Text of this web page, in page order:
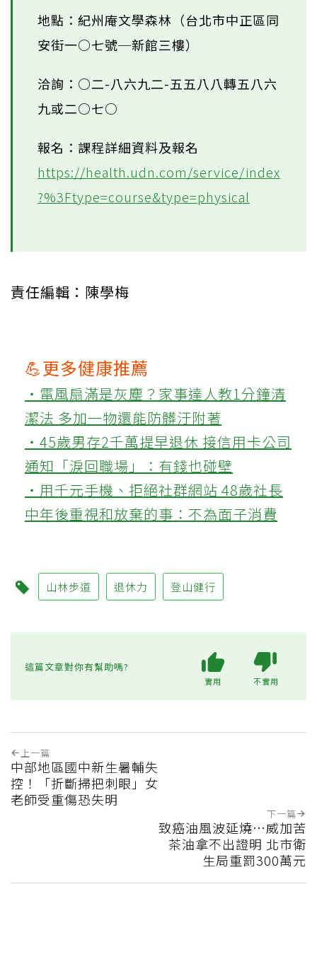
地點：紀州庵文學森林（台北市中正區同
安街一○七號─新館三樓）
洽詢：○二-八六九二-五五八八轉五八六
九或二○七○
報名：課程詳細資料及報名
https://health.udn.com/service/index
?%3Ftype=course&type=physical
責任編輯：陳學梅
💪更多健康推薦
‧電風扇滿是灰塵？家事達人教1分鐘清
潔法 多加一物還能防髒汙附著
‧45歲男存2千萬提早退休 接信用卡公司
通知「淚回職場」：有錢也碰壁
‧用千元手機、拒絕社群網站 48歲社長
中年後重視和放棄的事：不為面子消費
山林步道 退休力 登山健行
這篇文章對你有幫助嗎?
實用 不實用
上一篇
中部地區國中新生暑輔失
控！「折斷掃把刺眼」女
老師受重傷恐失明
下一篇
致癌油風波延燒…威加苦
茶油拿不出證明 北市衛
生局重罰300萬元